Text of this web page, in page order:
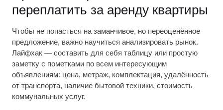
переплатить за аренду квартиры
Чтобы не попасться на заманчивое, но переоценённое
предложение, важно научиться анализировать рынок.
Лайфхак — составить для себя таблицу или простую
заметку с пометками по всем интересующим
объявлениям: цена, метраж, комплектация, удалённость
от транспорта, наличие бытовой техники, стоимость
коммунальных услуг.